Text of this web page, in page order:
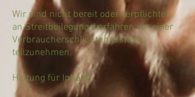
Wir sind nicht bereit oder verpflichtet,
an Streitbeilegungsverfahren vor einer
Verbraucherschlichtungsstelle
teilzunehmen.
Haftung für Inhalte